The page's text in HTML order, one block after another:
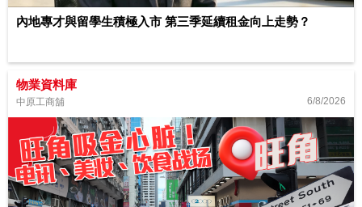
內地專才與留學生積極入市 第三季延續租金向上走勢？
物業資料庫
中原工商舖 6/8/2026